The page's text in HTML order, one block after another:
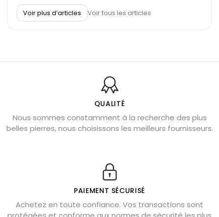
À quel poignet porter un bracelet de pierre
Découvrez le scorpion et ses pierres
Bienfaits de la sélénite – pierre des anges
L’améthyste est-elle faite pour moi ?
Chrysocolle : pierre apaisante
Obsidienne dorée : vertus et signification
Véritable citrine naturelle non chauffée
Où placer la citrine dans la maison
Voir plus d’articles Voir tous les articles
QUALITÉ
Nous sommes constamment à la recherche des plus
belles pierres, nous choisissons les meilleurs fournisseurs.
PAIEMENT SÉCURISÉ
Achetez en toute confiance. Vos transactions sont